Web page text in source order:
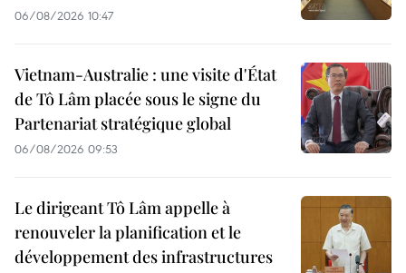
06/08/2026 10:47
Vietnam-Australie : une visite d'État
de Tô Lâm placée sous le signe du
Partenariat stratégique global
06/08/2026 09:53
Le dirigeant Tô Lâm appelle à
renouveler la planification et le
développement des infrastructures